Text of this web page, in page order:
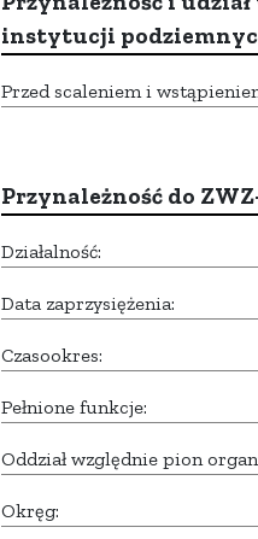
instytucji
Przed scaleniem i
Przynależność do
Działalność:
Data zaprzysiężenia:
Czasookres:
Pełnione funkcje:
Oddział względnie pion
Okręg: